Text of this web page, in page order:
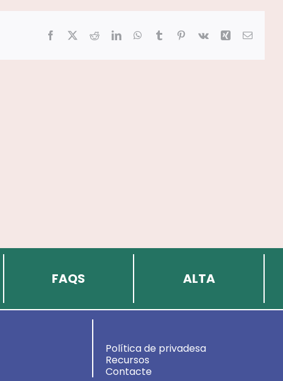
Facebook RedditLinkedInWhatsApp
Tumblr Pinterest
Vk Xing Email:
FAQS ALTA
Política de privadesa
Recursos
Contacte